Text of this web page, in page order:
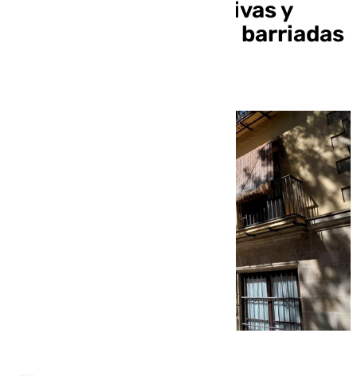
nuevas pistas deportivas y
parques infantiles en barriadas